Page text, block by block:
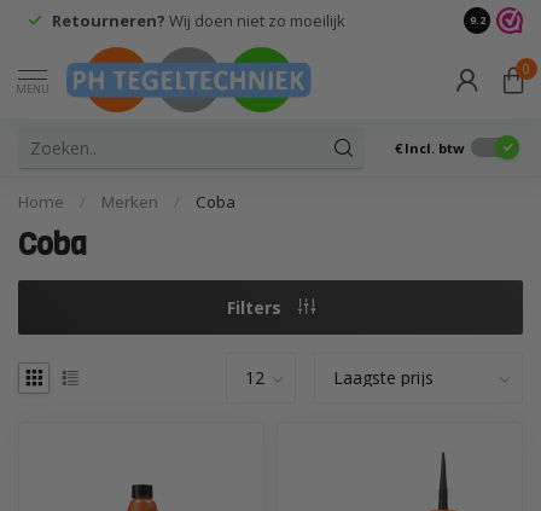
Retourneren? Wij doen niet zo moeilijk 9.2
MENU
0
€ Incl. btw
Home / Merken / Coba
Coba
Filters